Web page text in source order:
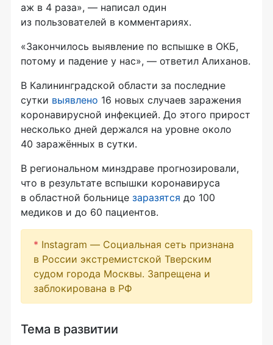
аж в 4 раза», — написал один
из пользователей в комментариях.
«Закончилось выявление по вспышке в ОКБ,
потому и падение у нас», — ответил Алиханов.
В Калининградской области за последние
сутки выявлено 16 новых случаев заражения
коронавирусной инфекцией. До этого прирост
несколько дней держался на уровне около
40 заражённых в сутки.
В региональном минздраве прогнозировали,
что в результате вспышки коронавируса
в областной больнице заразятся до 100
медиков и до 60 пациентов.
* Instagram — Социальная сеть признана
в России экстремистской Тверским
судом города Москвы. Запрещена и
заблокирована в РФ
Тема в развитии